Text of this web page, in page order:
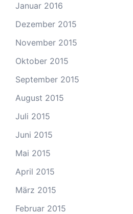
Januar 2016
Dezember 2015
November 2015
Oktober 2015
September 2015
August 2015
Juli 2015
Juni 2015
Mai 2015
April 2015
März 2015
Februar 2015